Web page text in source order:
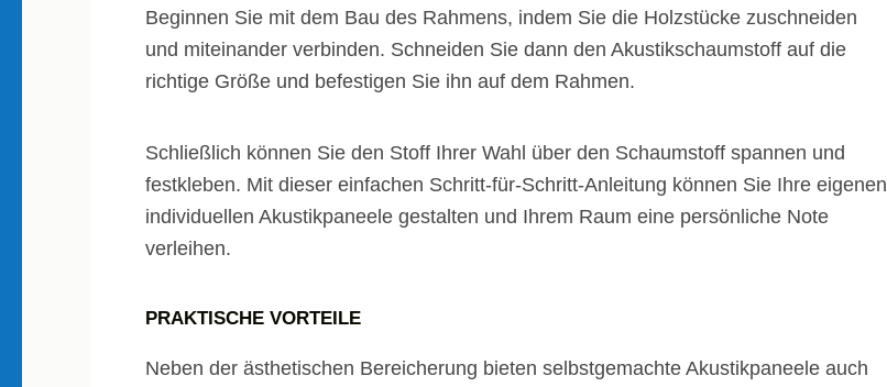
Beginnen Sie mit dem Bau des Rahmens, indem Sie die Holzstücke zuschneiden
und miteinander verbinden. Schneiden Sie dann den Akustikschaumstoff auf die
richtige Größe und befestigen Sie ihn auf dem Rahmen.
Schließlich können Sie den Stoff Ihrer Wahl über den Schaumstoff spannen und
festkleben. Mit dieser einfachen Schritt-für-Schritt-Anleitung können Sie Ihre eigenen
individuellen Akustikpaneele gestalten und Ihrem Raum eine persönliche Note
verleihen.
PRAKTISCHE VORTEILE
Neben der ästhetischen Bereicherung bieten selbstgemachte Akustikpaneele auch